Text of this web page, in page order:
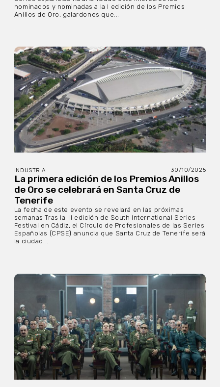
nominados y nominadas a la I edición de los Premios
Anillos de Oro, galardones que...
INDUSTRIA 30/10/2025
La primera edición de los Premios Anillos
de Oro se celebrará en Santa Cruz de
Tenerife
La fecha de este evento se revelará en las próximas
semanas Tras la III edición de South International Series
Festival en Cádiz, el Círculo de Profesionales de las Series
Españolas (CPSE) anuncia que Santa Cruz de Tenerife será
la ciudad...